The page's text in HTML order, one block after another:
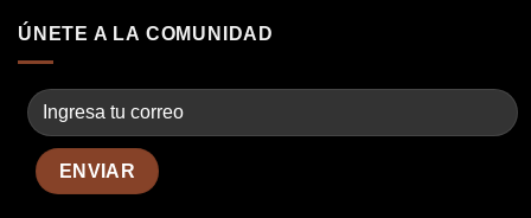
ÚNETE A LA COMUNIDAD